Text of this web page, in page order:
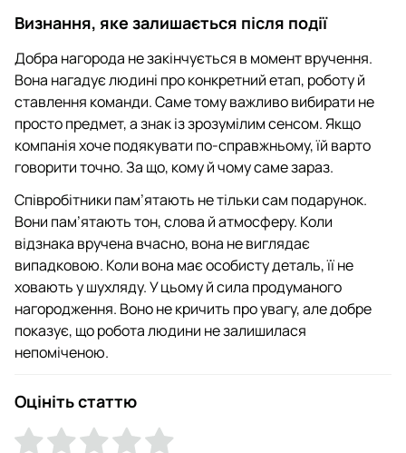
Визнання, яке залишається після події
Добра нагорода не закінчується в момент вручення.
Вона нагадує людині про конкретний етап, роботу й
ставлення команди. Саме тому важливо вибирати не
просто предмет, а знак із зрозумілим сенсом. Якщо
компанія хоче подякувати по-справжньому, їй варто
говорити точно. За що, кому й чому саме зараз.
Співробітники пам’ятають не тільки сам подарунок.
Вони пам’ятають тон, слова й атмосферу. Коли
відзнака вручена вчасно, вона не виглядає
випадковою. Коли вона має особисту деталь, її не
ховають у шухляду. У цьому й сила продуманого
нагородження. Воно не кричить про увагу, але добре
показує, що робота людини не залишилася
непоміченою.
Оцініть статтю